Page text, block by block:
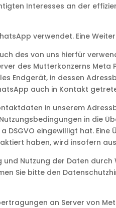
Interesses an der
verwendet. Eine
des von uns hierfür
des Mutterkonzerns Meta
Endgerät, in dessen
auch in Kontakt
in unserem
in die
eingewilligt hat.
haben, wird insofern
Nutzung der Daten
Sie bitte den
an Server von